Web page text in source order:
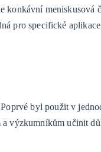
pro specifické
byl použit v
výzkumníkům učinit